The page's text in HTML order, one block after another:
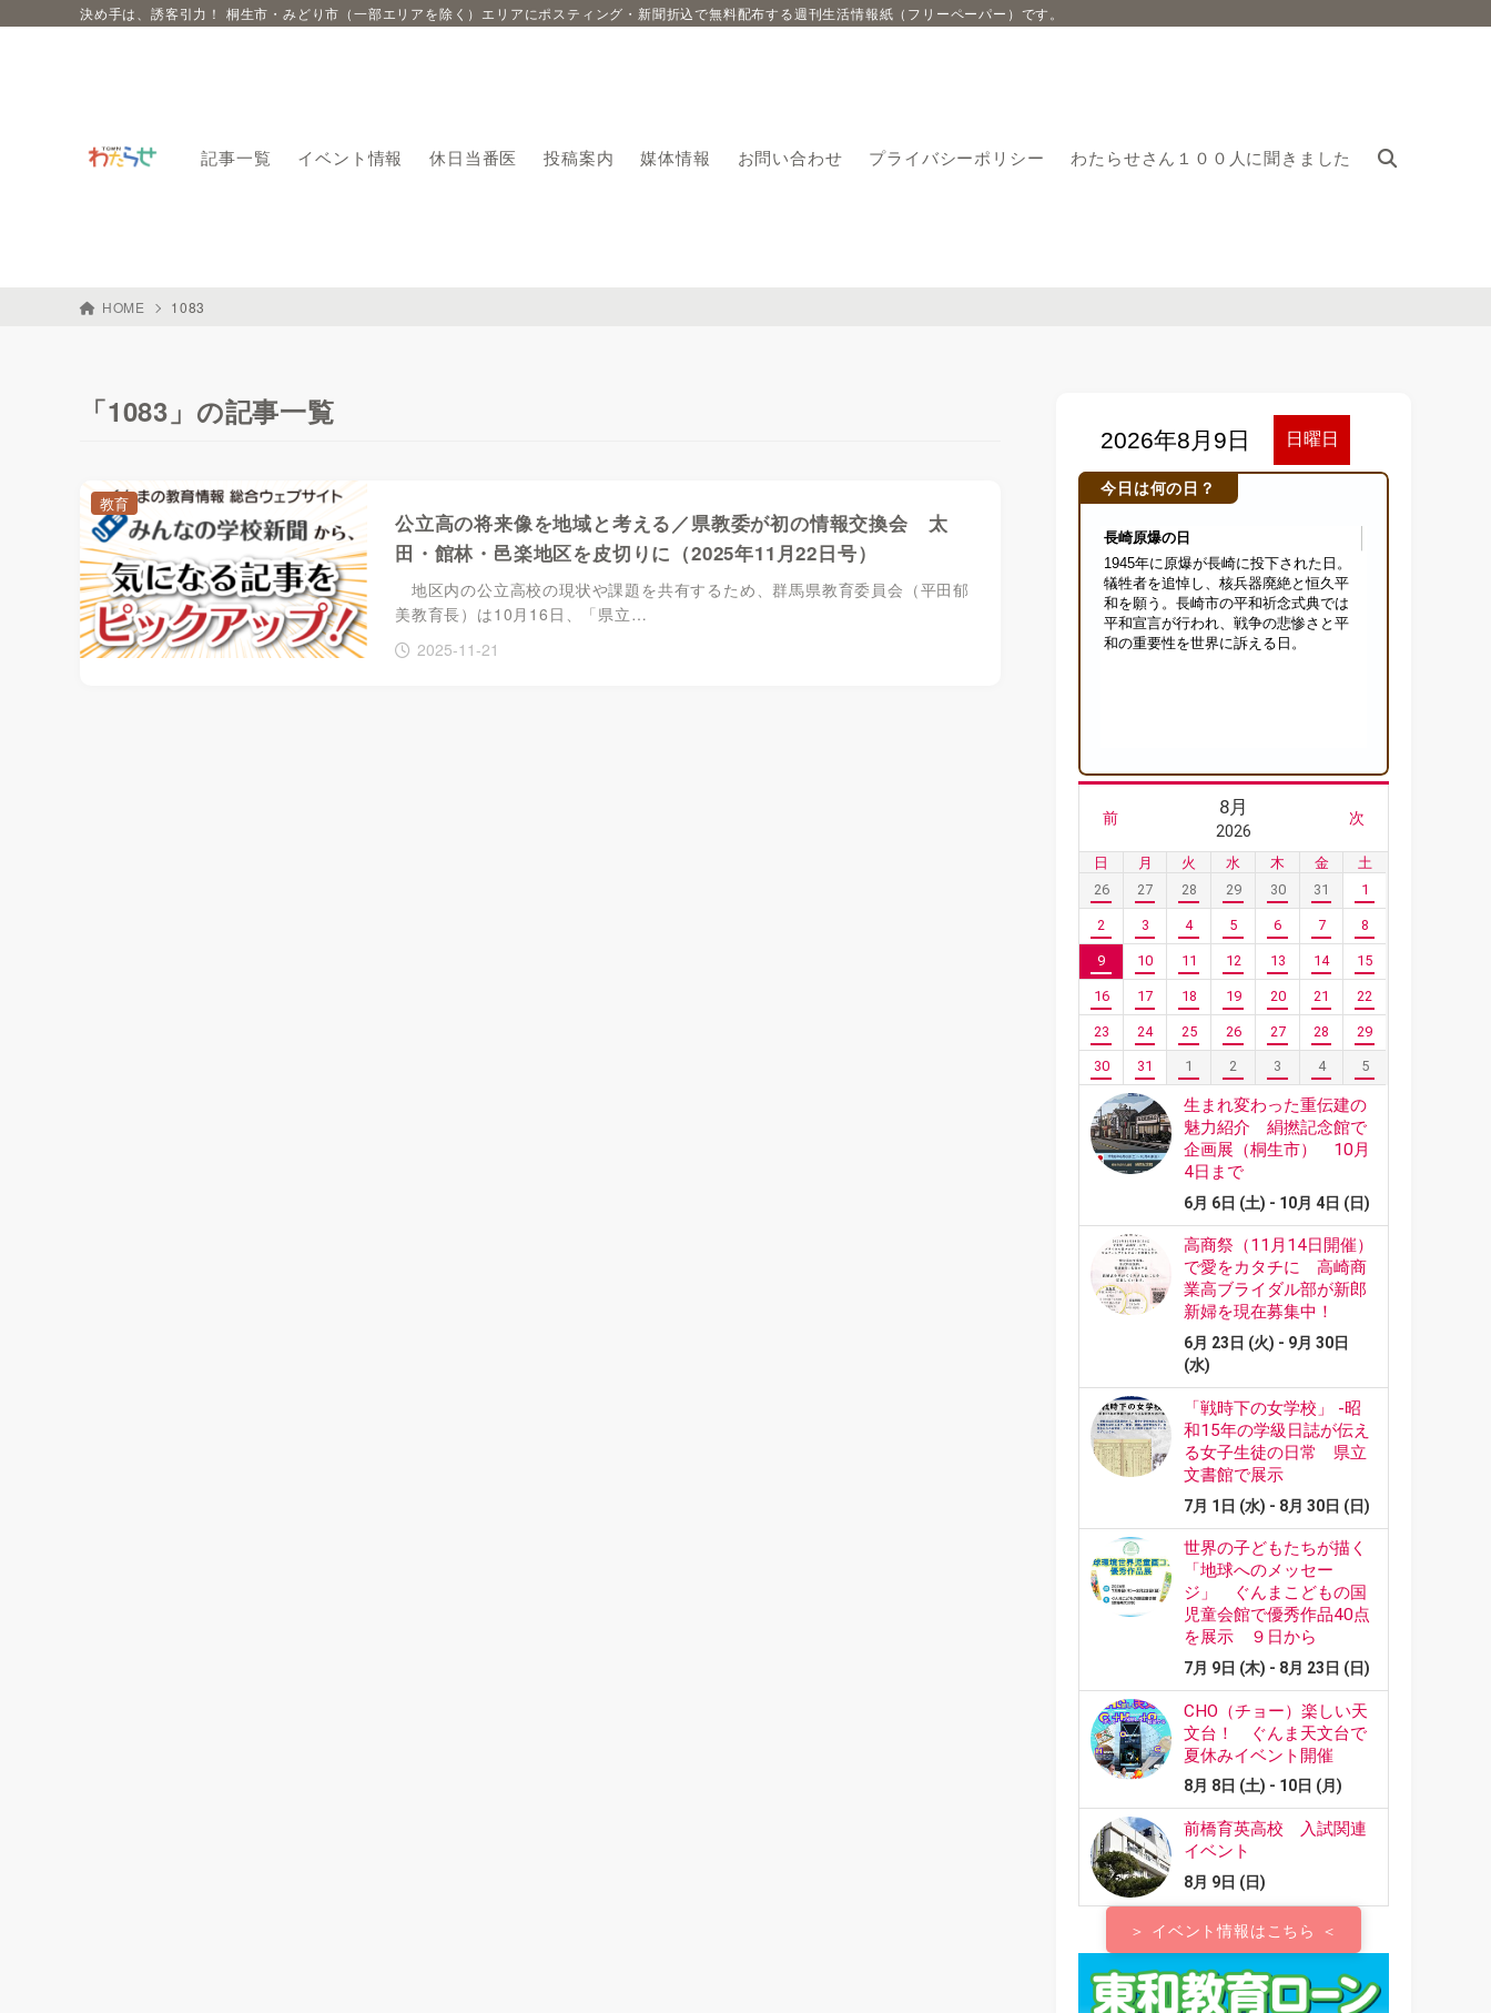
決め手は、誘客引力！ 桐生市・みどり市（一部エリアを除く）エリアにポスティング・新聞折込で無料配布する週刊生活情報紙（フリーペーパー）です。
記事一覧 イベント情報 休日当番医 投稿案内 媒体情報 お問い合わせ プライバシーポリシー わたらせさん１００人に聞きました
HOME 1083
「1083」の記事一覧
公立高の将来像を地域と考える／県教委が初の情報交換会 太
田・館林・邑楽地区を皮切りに（2025年11月22日号）
地区内の公立高校の現状や課題を共有するため、群馬県教育委員会（平田郁
美教育長）は10月16日、「県立…
2025-11-21
教育
今日は何の日？
＞ イベント情報はこちら ＜